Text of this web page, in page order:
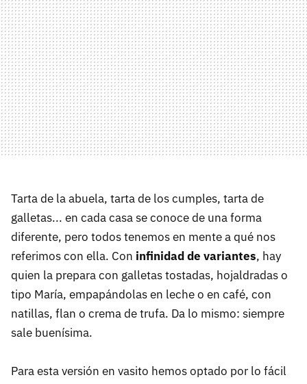
Tarta de la abuela, tarta de los cumples, tarta de
galletas... en cada casa se conoce de una forma
diferente, pero todos tenemos en mente a qué nos
referimos con ella. Con infinidad de variantes, hay
quien la prepara con galletas tostadas, hojaldradas o
tipo María, empapándolas en leche o en café, con
natillas, flan o crema de trufa. Da lo mismo: siempre
sale buenísima.
Para esta versión en vasito hemos optado por lo fácil